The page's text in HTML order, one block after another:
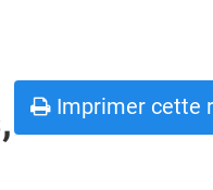
Imprimer cette